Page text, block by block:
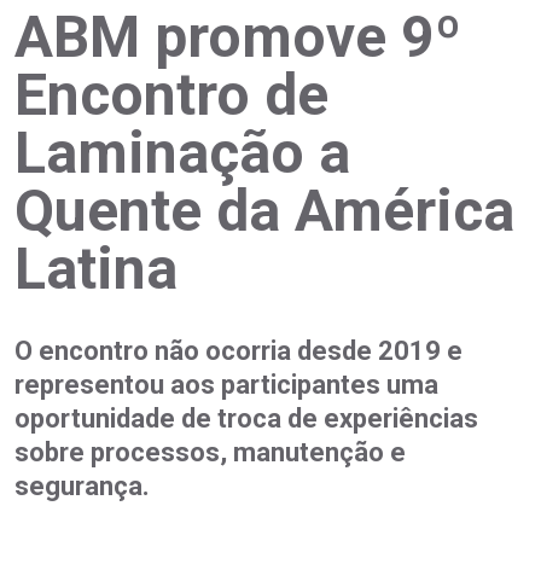
ABM promove 9º
Encontro de
Laminação a
Quente da América
Latina
O encontro não ocorria desde 2019 e
representou aos participantes uma
oportunidade de troca de experiências
sobre processos, manutenção e
segurança.